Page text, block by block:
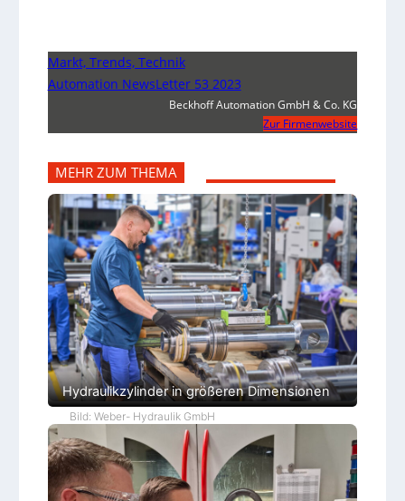
Markt, Trends, Technik
Automation NewsLetter 53 2023
Beckhoff Automation GmbH & Co. KG
Zur Firmenwebsite
MEHR ZUM THEMA
Hydraulikzylinder in größeren Dimensionen
Bild: Weber- Hydraulik GmbH